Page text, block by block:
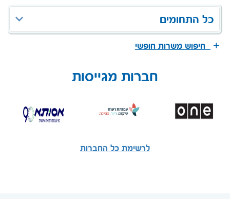
כל התחומים
חיפוש משרות חופשי
חברות מגייסות
לרשימת כל החברות